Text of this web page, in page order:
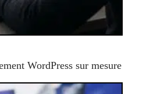
WordPress sur mesure